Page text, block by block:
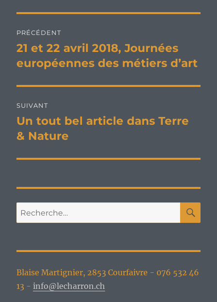
de
l’article
PRÉCÉDENT
Publication
précédente :
21 et 22 avril 2018, Journées
européennes des métiers d’art
SUIVANT
Publication
suivante :
Un tout bel article dans Terre
& Nature
Recherche
pour :
Blaise Martignier, 2853 Courfaivre - 076 532 46
13 -info@lecharron.ch